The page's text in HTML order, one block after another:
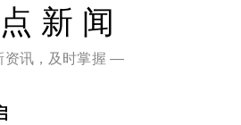
新闻
讯，及时掌握 —